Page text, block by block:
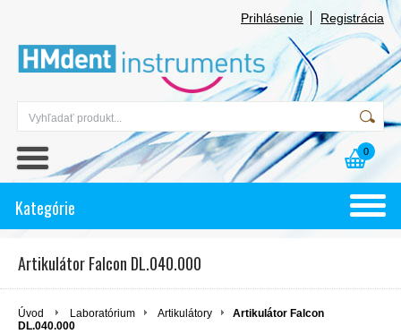
Prihlásenie Registrácia
0
Kategórie
Artikulátor Falcon DL.040.000
Úvod Laboratórium Artikulátory
Artikulátor Falcon
DL.040.000